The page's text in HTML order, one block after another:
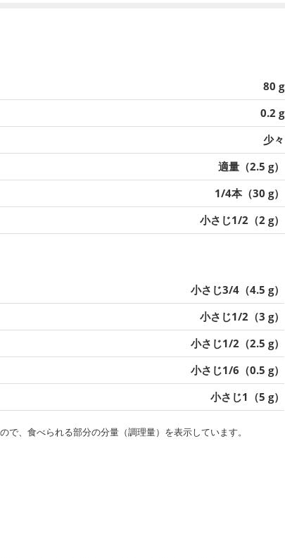
80 g
0.2 g
少々
適量（2.5 g）
1/4本（30 g）
小さじ1/2（2 g）
小さじ3/4（4.5 g）
小さじ1/2（3 g）
小さじ1/2（2.5 g）
小さじ1/6（0.5 g）
小さじ1（5 g）
、食べられる部分の分量（調理量）を表示しています。